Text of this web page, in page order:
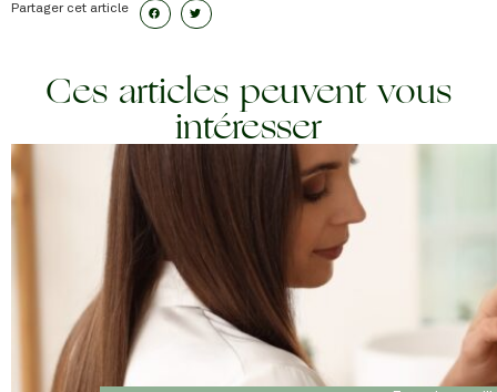
Partager cet article
Ces articles peuvent vous
intéresser